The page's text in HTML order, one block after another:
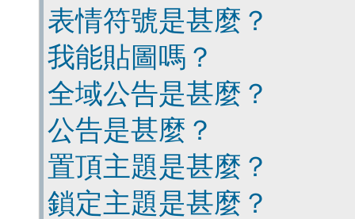
表情符號是甚麼？
我能貼圖嗎？
全域公告是甚麼？
公告是甚麼？
置頂主題是甚麼？
鎖定主題是甚麼？